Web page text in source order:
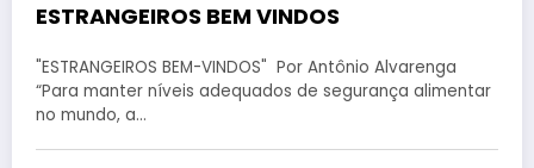
ESTRANGEIROS BEM VINDOS
"ESTRANGEIROS BEM-VINDOS" Por Antônio Alvarenga
“Para manter níveis adequados de segurança alimentar
no mundo, a…